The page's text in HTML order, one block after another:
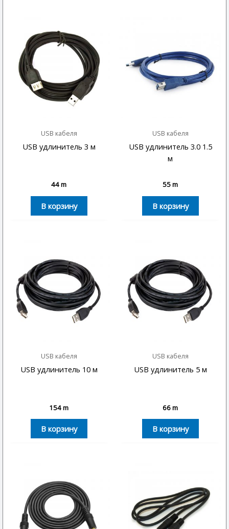
USB кабеля
USB удлинитель 3 м
44m
В корзину
USB кабеля
USB удлинитель 3.0 1.5
м
55m
В корзину
USB кабеля
USB удлинитель 10 м
154m
В корзину
USB кабеля
USB удлинитель 5 м
66m
В корзину